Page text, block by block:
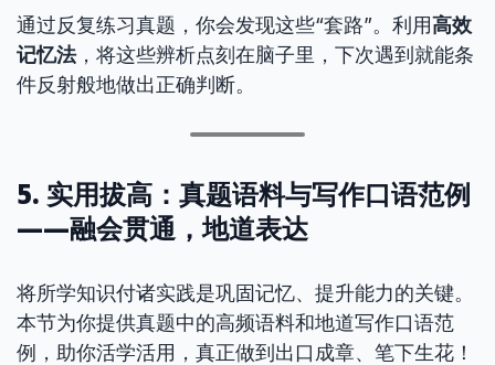
通过反复练习真题，你会发现这些“套路”。利用高效
记忆法，将这些辨析点刻在脑子里，下次遇到就能条
件反射般地做出正确判断。
5. 实用拔高：真题语料与写作口语范例
——融会贯通，地道表达
将所学知识付诸实践是巩固记忆、提升能力的关键。
本节为你提供真题中的高频语料和地道写作口语范
例，助你活学活用，真正做到出口成章、笔下生花！